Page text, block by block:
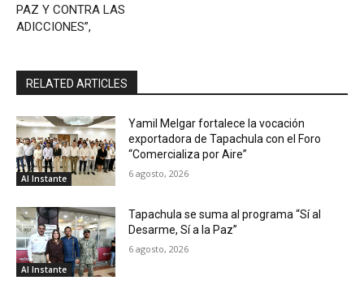
PAZ Y CONTRA LAS
ADICCIONES”,
RELATED ARTICLES
Al Instante
Yamil Melgar fortalece la vocación
exportadora de Tapachula con el Foro
“Comercializa por Aire”
6 agosto, 2026
Al Instante
Tapachula se suma al programa “Sí al
Desarme, Sí a la Paz”
6 agosto, 2026